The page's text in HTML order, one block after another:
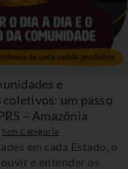
e
um passo
– Amazônia
Sem Categoria
em cada Estado, o
e entender os